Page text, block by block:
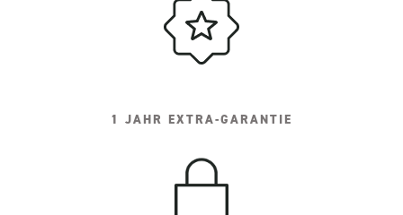
1 JAHR EXTRA-GARANTIE